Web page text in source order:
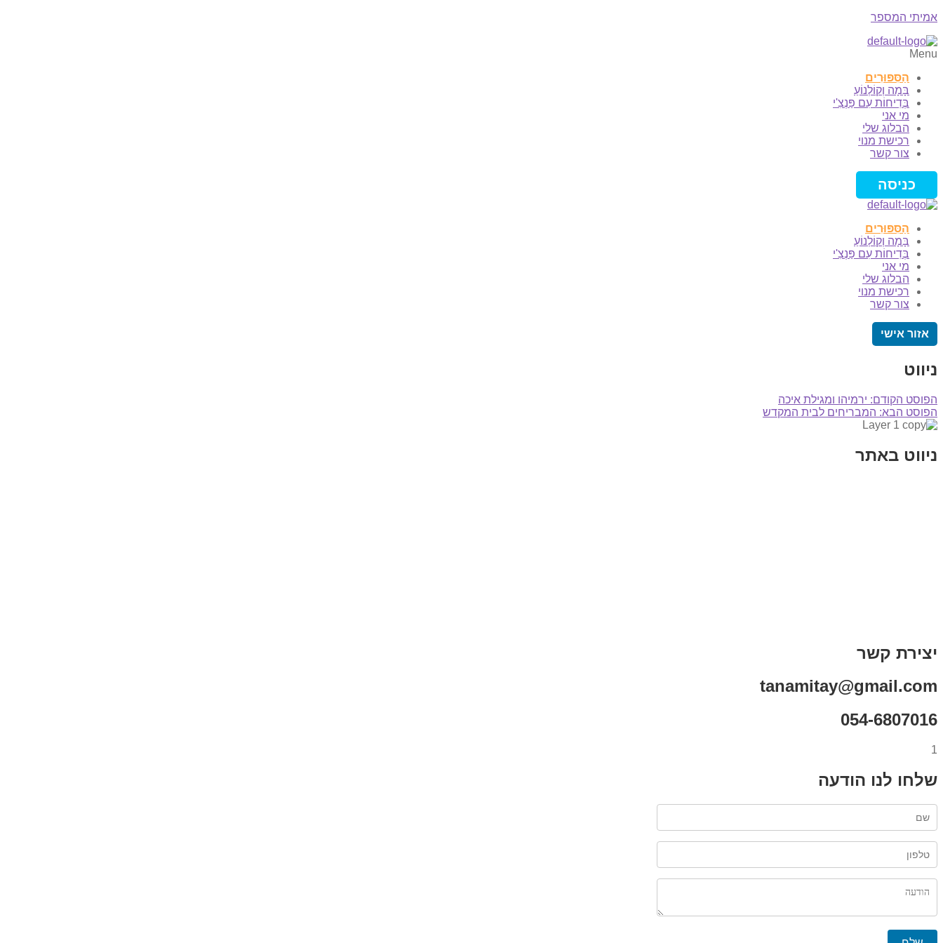
אמיתי המספר
Menu
הַסִּפּוּרִים
בָּמָה וְקוֹלְנוֹעַ
בְּדִיחוֹת עִם פַּנְצִ'י
מי אני
הבלוג שלי
רכישת מנוי
צור קשר
כניסה
הַסִּפּוּרִים
בָּמָה וְקוֹלְנוֹעַ
בְּדִיחוֹת עִם פַּנְצִ'י
מי אני
הבלוג שלי
רכישת מנוי
צור קשר
אזור אישי
ניווט
הפוסט הקודם: ירמיהו ומגילת איכה
הפוסט הבא: המבריחים לבית המקדש
ניווט באתר
יצירת קשר
tanamitay@gmail.com
054-6807016
1
שלחו לנו הודעה